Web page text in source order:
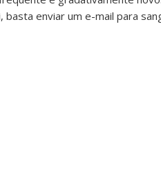
basta enviar um e-mail para